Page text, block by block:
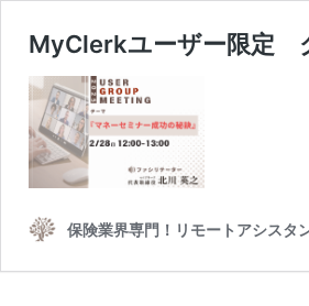
MyClerkユーザー限定
保険業界専門！リモートアシスタ